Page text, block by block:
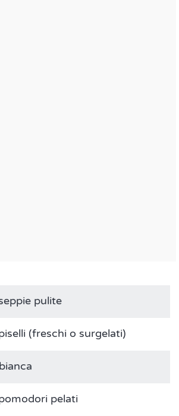
pulite
(freschi o surgelati)
pelati